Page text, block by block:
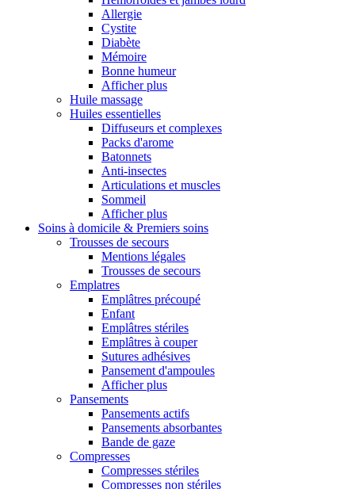
Allergie
Cystite
Diabète
Mémoire
Bonne humeur
Afficher plus
Huile massage
Huiles essentielles
Diffuseurs et complexes
Packs d'arome
Batonnets
Anti-insectes
Articulations et muscles
Sommeil
Afficher plus
Soins à domicile & Premiers soins
Trousses de secours
Mentions légales
Trousses de secours
Emplatres
Emplâtres précoupé
Enfant
Emplâtres stériles
Emplâtres à couper
Sutures adhésives
Pansement d'ampoules
Afficher plus
Pansements
Pansements actifs
Pansements absorbantes
Bande de gaze
Compresses
Compresses stériles
Compresses non stériles